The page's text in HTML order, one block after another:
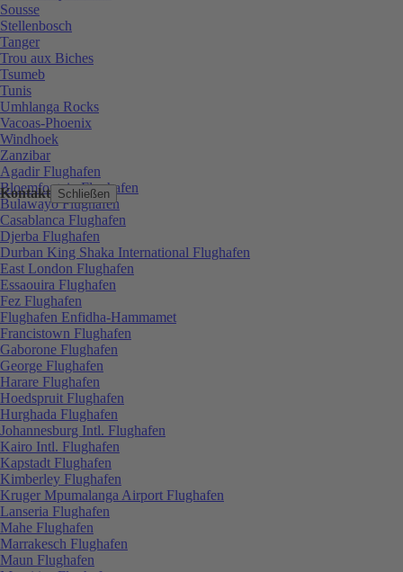
Kontakt Schließen
Sousse
Stellenbosch
Tanger
Trou aux Biches
Tsumeb
Tunis
Umhlanga Rocks
Vacoas-Phoenix
Windhoek
Zanzibar
Agadir Flughafen
Bloemfontein Flughafen
Bulawayo Flughafen
Casablanca Flughafen
Djerba Flughafen
Durban King Shaka International Flughafen
East London Flughafen
Essaouira Flughafen
Fez Flughafen
Flughafen Enfidha-Hammamet
Francistown Flughafen
Gaborone Flughafen
George Flughafen
Harare Flughafen
Hoedspruit Flughafen
Hurghada Flughafen
Johannesburg Intl. Flughafen
Kairo Intl. Flughafen
Kapstadt Flughafen
Kimberley Flughafen
Kruger Mpumalanga Airport Flughafen
Lanseria Flughafen
Mahe Flughafen
Marrakesch Flughafen
Maun Flughafen